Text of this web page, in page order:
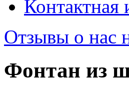
Отзывы о нас
Фонтан из